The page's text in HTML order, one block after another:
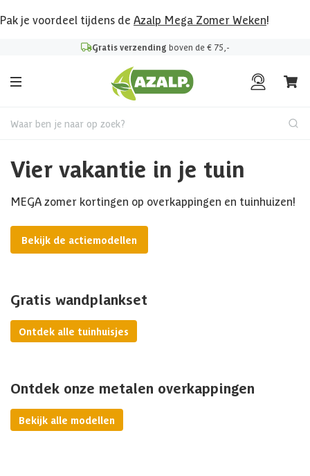
Pak je voordeel tijdens de Azalp Mega Zomer Weken!
Gratis verzending boven de € 75,-
Waar ben je naar op zoek?
Vier vakantie in je tuin
MEGA zomer kortingen op overkappingen en tuinhuizen!
Bekijk de actiemodellen
Gratis wandplankset
Ontdek alle tuinhuisjes
Ontdek onze metalen overkappingen
Bekijk alle modellen